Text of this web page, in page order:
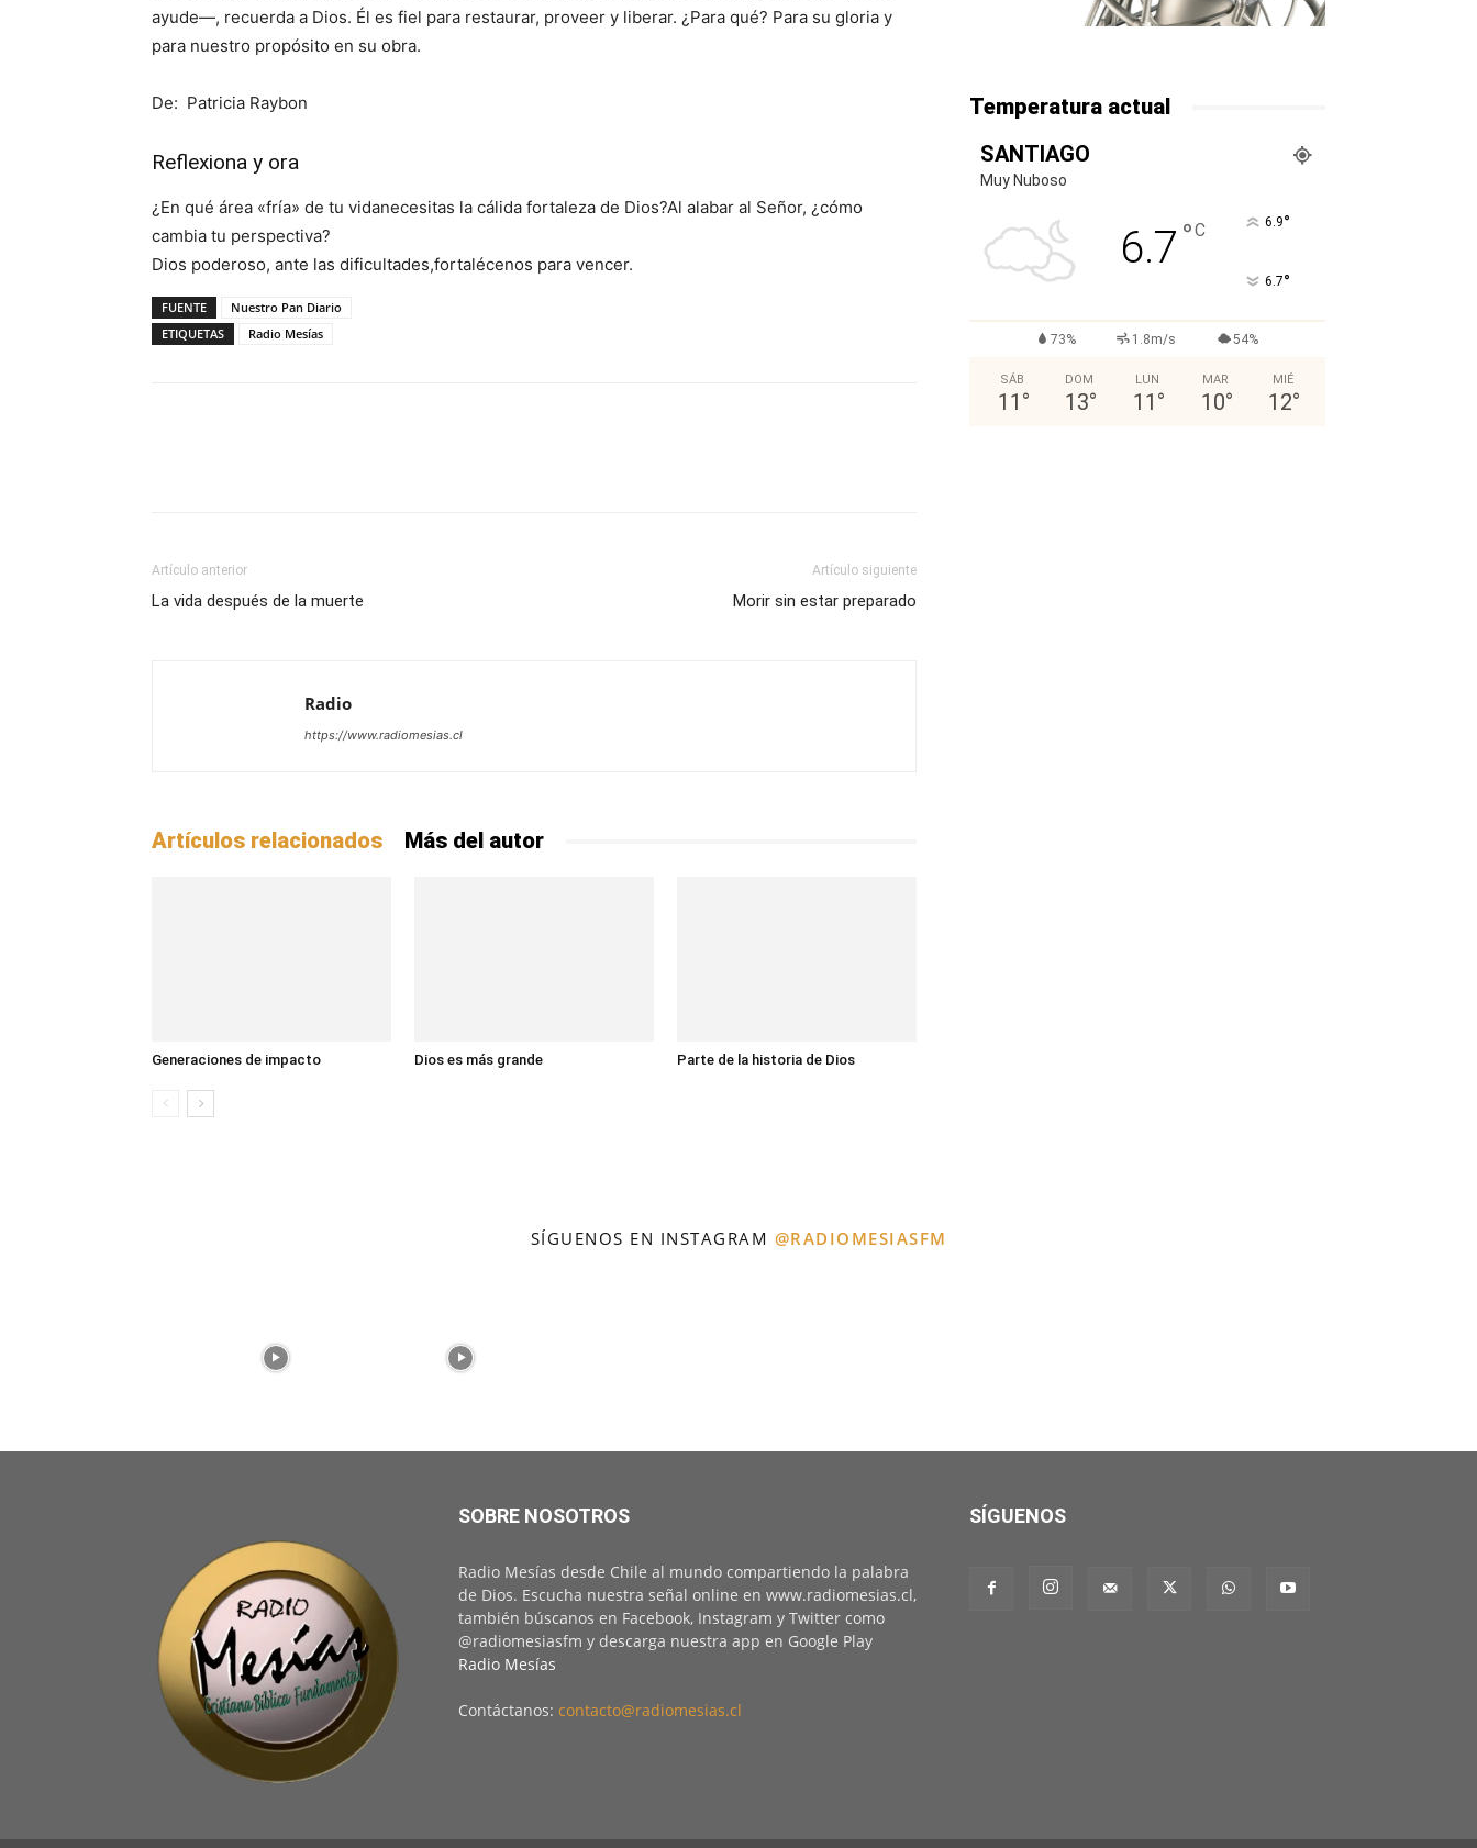
ayude—, recuerda a Dios. Él es fiel para restaurar, proveer y liberar. ¿Para qué? Para su gloria y
para nuestro propósito en su obra.
De: Patricia Raybon
Reflexiona y ora
¿En qué área «fría» de tu vidanecesitas la cálida fortaleza de Dios?Al alabar al Señor, ¿cómo
cambia tu perspectiva?
Dios poderoso, ante las dificultades,fortalécenos para vencer.
FUENTE
Nuestro Pan Diario
ETIQUETAS
Radio Mesías
Artículo anterior
La vida después de la muerte
Artículo siguiente
Morir sin estar preparado
Radio
https://www.radiomesias.cl
Artículos relacionados Más del autor
Generaciones de impacto Dios es más grande Parte de la historia de Dios
Temperatura actual
SANTIAGO
Muy Nuboso
6.7 °C 6.9°
6.7°
73% 1.8m/s 54%
SÁB
11 °
DOM
13°
LUN
11 °
MAR
10°
MIÉ
12°
SÍGUENOS EN INSTAGRAM @RADIOMESIASFM
SOBRE NOSOTROS
Radio Mesías desde Chile al mundo compartiendo la palabra
de Dios. Escucha nuestra señal online en www.radiomesias.cl,
también búscanos en Facebook, Instagram y Twitter como
@radiomesiasfm y descarga nuestra app en Google Play
Radio Mesías
Contáctanos: contacto@radiomesias.cl
SÍGUENOS